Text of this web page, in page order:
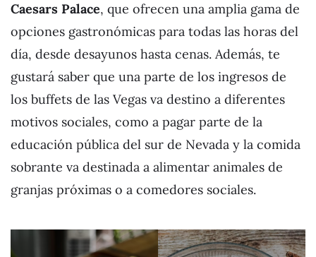
Caesars Palace, que ofrecen una amplia gama de
opciones gastronómicas para todas las horas del
día, desde desayunos hasta cenas. Además, te
gustará saber que una parte de los ingresos de
los buffets de las Vegas va destino a diferentes
motivos sociales, como a pagar parte de la
educación pública del sur de Nevada y la comida
sobrante va destinada a alimentar animales de
granjas próximas o a comedores sociales.